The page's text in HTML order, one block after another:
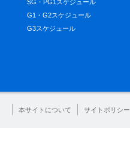
SG・PG1スケジュール
G1・G2スケジュール
G3スケジュール
本サイトについて サイトポリシー